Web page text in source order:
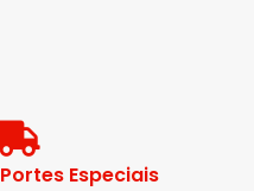
Portes Especiais